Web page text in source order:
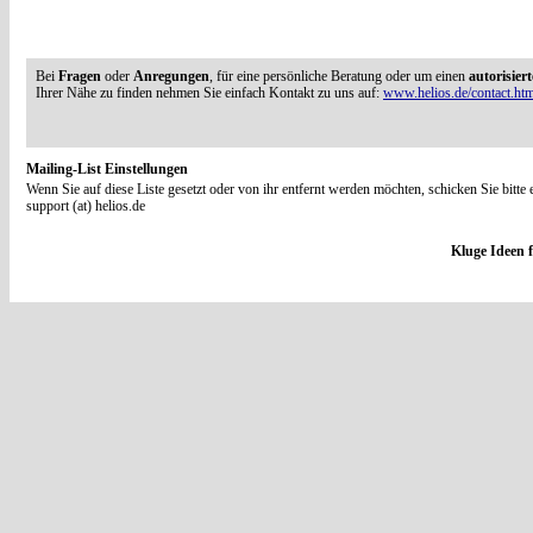
Mailing-List Einstellungen
Wenn Sie auf diese Liste gesetzt oder von ihr entfernt werden möchten, schicken Sie bitte
support (at) helios.de
Bei Fragen oder Anregungen, für eine persönliche Beratung oder um einen
Ihrer Nähe zu finden nehmen Sie einfach Kontakt zu uns auf: www.helios.de/
Kluge Ideen